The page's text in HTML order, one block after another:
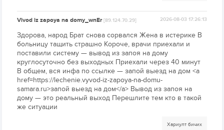
Vivod iz zapoya na domy_wnEr[89.124.70.29] 2026-08-03 17:26:13
Здорова, народ Брат снова сорвался Жена в истерике В
больницу тащить страшно Короче, врачи приехали и
поставили систему — вывод из запоя на дому
круглосуточно без выходных Приехали через 40 минут
В общем, вся инфа по ссылке — запой выезд на дом <a
href=https://lechenie.vyvod-iz-zapoya-na-domu-
samara.ru>запой выезд на дом</a> Вывод из запоя на
дому — это реальный выход Перешлите тем кто в такой
же ситуации
Хариулт бичих